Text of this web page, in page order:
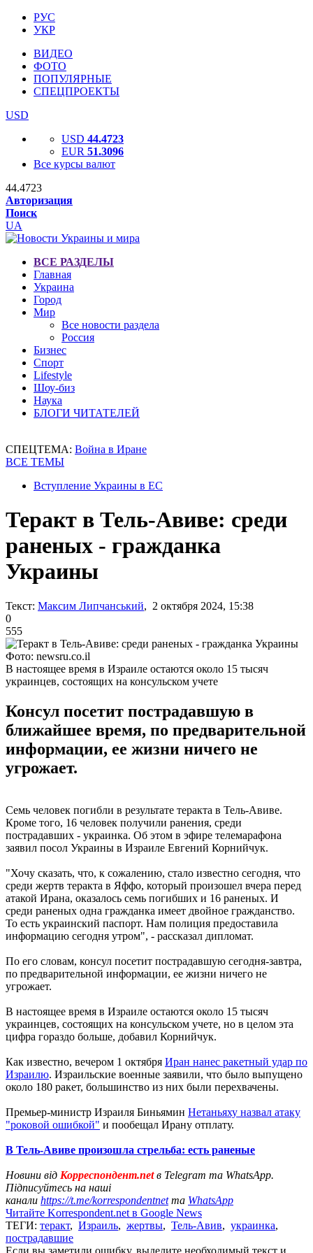
РУС
УКР
ВИДЕО
ФОТО
ПОПУЛЯРНЫЕ
СПЕЦПРОЕКТЫ
USD
USD 44.4723
EUR 51.3096
Все курсы валют
44.4723
Авторизация
Поиск
UA
ВСЕ РАЗДЕЛЫ
Главная
Украина
Город
Мир
Все новости раздела
Россия
Бизнес
Спорт
Lifestyle
Шоу-биз
Наука
БЛОГИ ЧИТАТЕЛЕЙ
СПЕЦТЕМА: Война в Иране
ВСЕ ТЕМЫ
Вступление Украины в ЕС
Теракт в Тель-Авиве: среди
раненых - гражданка
Украины
Текст: Максим Липчанський, 2 октября 2024, 15:38
0
555
Фото: newsru.co.il
В настоящее время в Израиле остаются около 15 тысяч
украинцев, состоящих на консульском учете
Консул посетит пострадавшую в
ближайшее время, по предварительной
информации, ее жизни ничего не
угрожает.
Семь человек погибли в результате теракта в Тель-Авиве.
Кроме того, 16 человек получили ранения, среди
пострадавших - украинка. Об этом в эфире телемарафона
заявил посол Украины в Израиле Евгений Корнийчук.
"Хочу сказать, что, к сожалению, стало известно сегодня, что
среди жертв теракта в Яффо, который произошел вчера перед
атакой Ирана, оказалось семь погибших и 16 раненых. И
среди раненых одна гражданка имеет двойное гражданство.
То есть украинский паспорт. Нам полиция предоставила
информацию сегодня утром", - рассказал дипломат.
По его словам, консул посетит пострадавшую сегодня-завтра,
по предварительной информации, ее жизни ничего не
угрожает.
В настоящее время в Израиле остаются около 15 тысяч
украинцев, состоящих на консульском учете, но в целом эта
цифра гораздо больше, добавил Корнийчук.
Как известно, вечером 1 октября Иран нанес ракетный удар по
Израилю. Израильские военные заявили, что было выпущено
около 180 ракет, большинство из них были перехвачены.
Премьер-министр Израиля Биньямин Нетаньяху назвал атаку
"роковой ошибкой" и пообещал Ирану отплату.
В Тель-Авиве произошла стрельба: есть раненые
Новини від Корреспондент.netв Telegram та WhatsApp.
Підписуйтесь на наші
канали https://t.me/korrespondentnetта WhatsApp
Читайте Korrespondent.net в Google News
ТЕГИ: теракт, Израиль, жертвы, Тель-Авив, украинка,
пострадавшие
Если вы заметили ошибку, выделите необходимый текст и